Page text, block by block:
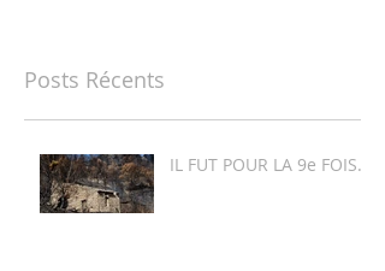
Posts Récents
IL FUT POUR LA 9e FOIS…